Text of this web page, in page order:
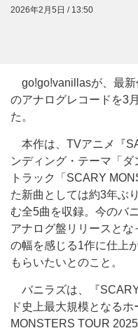
2026年2月5日 / 13:50
go!go!vanillasが、最新
のアナログレコードを3
た。
本作は、TVアニメ『
ンディング・テーマ「
トラック「SCARY
た新曲としては約3年ぶ
む全5曲を収録。今のバ
アナログ盤リリースと
の幅を感じる1作に仕上
もらいたいとのこと。
バニラズは、『
ド史上最大規模となる
MONSTERS TOUR